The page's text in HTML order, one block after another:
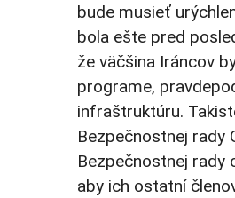
bude musieť
bola ešte pred
že väčšina Iráncov
programe,
infraštruktúru.
Bezpečnostnej rady
Bezpečnostnej rady
aby ich ostatní